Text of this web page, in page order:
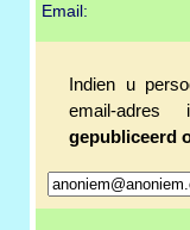
Email:
Indien u
email-
gepubliceerd